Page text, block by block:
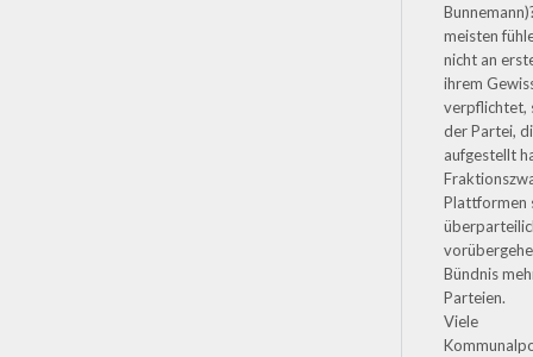
meisten
nicht an
ihrem
verpflichtet,
der Partei,
aufgestellt
Plattformen
Bündnis
Parteien.
Viele